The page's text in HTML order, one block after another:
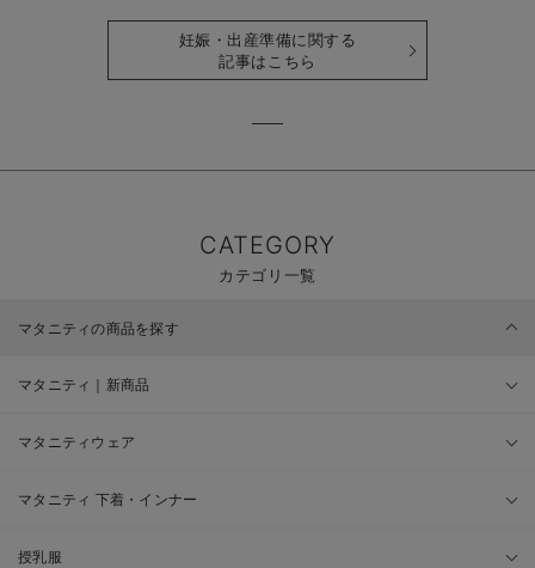
妊娠・出産準備に関する
記事はこちら
CATEGORY
カテゴリ一覧
マタニティの商品を探す
マタニティ｜新商品
マタニティウェア
マタニティ 下着・インナー
授乳服